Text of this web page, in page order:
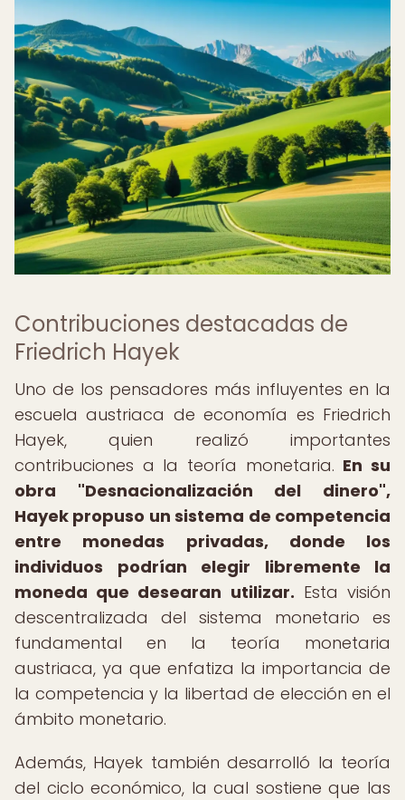
Contribuciones destacadas de
Friedrich Hayek
Uno de los pensadores más influyentes en la
escuela austriaca de economía es Friedrich
Hayek, quien realizó importantes
contribuciones a la teoría monetaria. En su
obra "Desnacionalización del dinero",
Hayek propuso un sistema de competencia
entre monedas privadas, donde los
individuos podrían elegir libremente la
moneda que desearan utilizar. Esta visión
descentralizada del sistema monetario es
fundamental en la teoría monetaria
austriaca, ya que enfatiza la importancia de
la competencia y la libertad de elección en el
ámbito monetario.
Además, Hayek también desarrolló la teoría
del ciclo económico, la cual sostiene que las